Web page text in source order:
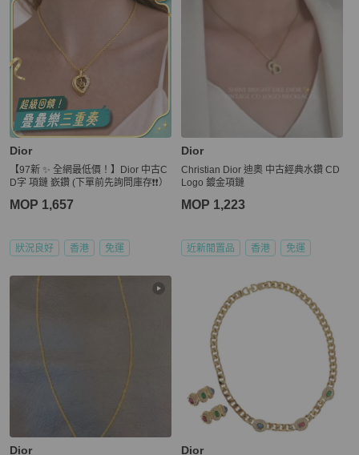
Dior
【97新 ✨ 全網最低價！】Dior 中古C
D字 項鏈 嶔鑽 (下單前先詢問庫存❗️❗️）
MOP 1,657
狀況良好 香港 免運
Dior
Christian Dior 迪奧 中古經典水鑽 CD
Logo 鍍金項鏈
MOP 1,223
近新閒置品 香港 免運
Dior Dior